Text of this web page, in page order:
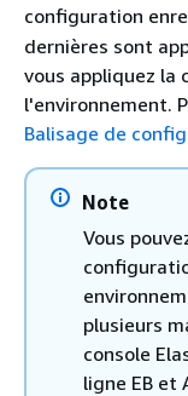
configuration
dernières sont
vous appliquez la
l'environnement.
Balisage de
Note
Vous
plusieurs
console
ligne EB et